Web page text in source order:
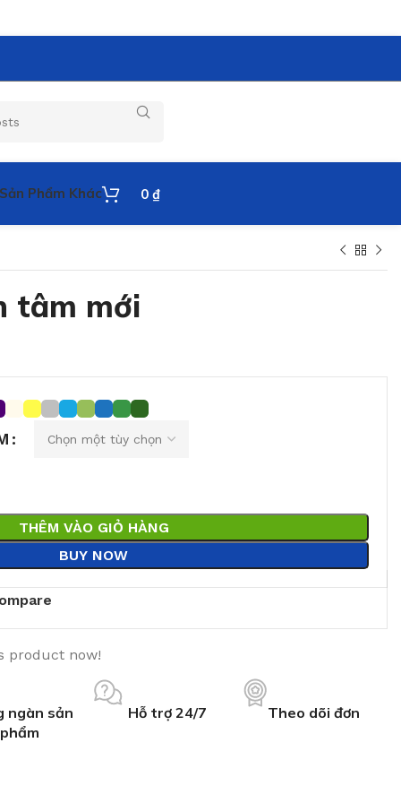
Sản Phẩm Khác 0 ₫
tâm mới
THÊM VÀO GIỎ HÀNG
BUY NOW
product now!
ngàn sản
phẩm
Hỗ trợ 24/7 Theo dõi đơn